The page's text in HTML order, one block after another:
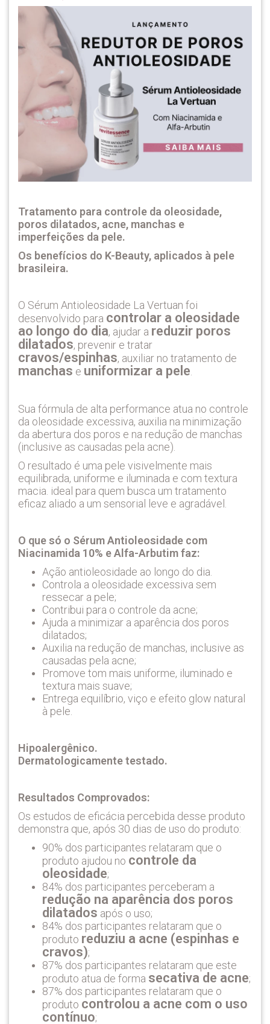
Tratamento para controle da oleosidade,
poros dilatados, acne, manchas e
imperfeições da pele.
Os benefícios do K-Beauty, aplicados à pele
brasileira.
O Sérum Antioleosidade La Vertuan foi
desenvolvido para controlar a oleosidade
ao longo do dia, ajudar a reduzir poros
dilatados, prevenir e tratar
cravos/espinhas, auxiliar no tratamento de
manchas e uniformizar a pele
Sua fórmula de alta performance atua no controle
da oleosidade excessiva, auxilia na minimização
da abertura dos poros e na redução de manchas
(inclusive as causadas pela acne).
O resultado é uma pele visivelmente mais
equilibrada, uniforme e iluminada e com textura
macia. ideal para quem busca um tratamento
eficaz aliado a um sensorial leve e agradável.
O que só o Sérum Antioleosidade com
Niacinamida 10% e Alfa-Arbutim faz:
Ação antioleosidade ao longo do dia.
Controla a oleosidade excessiva sem
ressecar a pele;
Contribui para o controle da acne;
Ajuda a minimizar a aparência dos poros
dilatados;
Auxilia na redução de manchas, inclusive as
causadas pela acne;
Promove tom mais uniforme, iluminado e
textura mais suave;
Entrega equilíbrio, viço e efeito glow natural
à pele.
Hipoalergênico.
Dermatologicamente testado.
Resultados Comprovados:
Os estudos de eficácia percebida desse produto
demonstra que, após 30 dias de uso do produto:
90% dos participantes relataram que o
produto ajudou no controle da
oleosidade;
84% dos participantes perceberam a
redução na aparência dos poros
dilatados após o uso;
84% dos participantes relataram que o
produto reduziu a acne (espinhas e
cravos);
87% dos participantes relataram que este
produto atua de forma secativa de acne;
87% dos participantes relataram que o
produto controlou a acne com o uso
contínuo;